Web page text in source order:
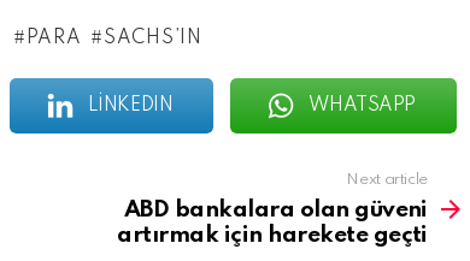
PARA SACHS’IN
LINKEDIN WHATSAPP
Next article
ABD bankalara olan güveni
artırmak için harekete geçti